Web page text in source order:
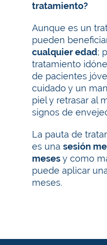
tratamiento?
Aunque es un
pueden
cualquier edad;
tratamiento
de pacientes
cuidado y un
piel y retrasar al
signos de
La pauta de
es una sesión
mesesy como
puede aplicar
meses.